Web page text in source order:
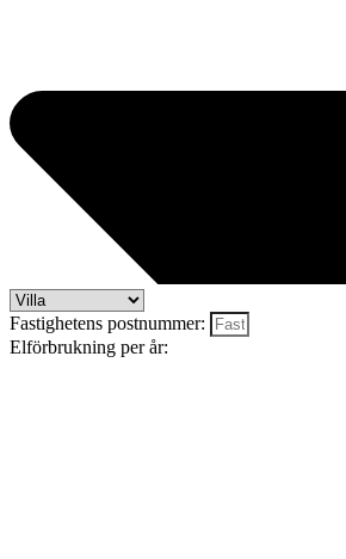
Fastighetens postnummer:
Elförbrukning per år: